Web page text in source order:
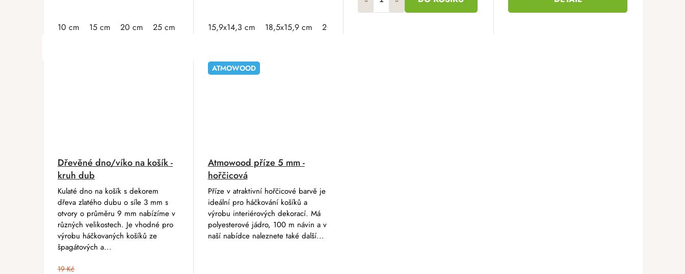
10 cm 15 cm 20 cm 25 cm 15,9x14,3 cm 18,5x15,9 cm 20,9x16,8 cm
Dřevěné dno/víko na košík -
kruh dub
19 Kč
Kulaté dno na košík s dekorem
dřeva zlatého dubu o síle 3 mm s
otvory o průměru 9 mm nabízíme v
různých velikostech. Je vhodné pro
výrobu háčkovaných košíků ze
špagátových a...
ATMOWOOD
Atmowood příze 5 mm -
hořčicová
Příze v atraktivní hořčicové barvě je
ideální pro háčkování košíků a
výrobu interiérových dekorací. Má
polyesterové jádro, 100 m návin a v
naší nabídce naleznete také další...